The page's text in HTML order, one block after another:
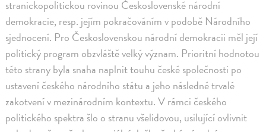
stranickopolitickou rovinou Československé národní
demokracie, resp. jejím pokračováním v podobě Národního
sjednocení. Pro Československou národní demokracii měl její
politický program obzvláště velký význam. Prioritní hodnotou
této strany byla snaha naplnit touhu české společnosti po
ustavení českého národního státu a jeho následné trvalé
zakotvení v mezinárodním kontextu. V rámci českého
politického spektra šlo o stranu všelidovou, usilující ovlivnit